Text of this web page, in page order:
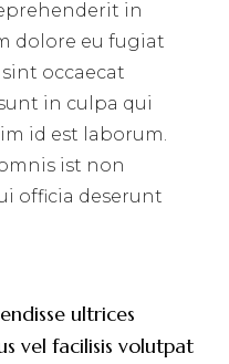
in
dolore eu fugiat
occaecat
in culpa qui
id est laborum.
ist non
officia deserunt
ultrices
vel facilisis volutpat